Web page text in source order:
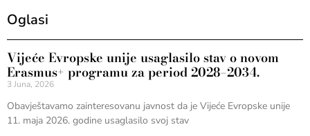
Oglasi
Vijeće Evropske unije usaglasilo stav o novom
Erasmus+ programu za period 2028–2034.
3 Juna, 2026
Obavještavamo zainteresovanu javnost da je Vijeće Evropske unije
11. maja 2026. godine usaglasilo svoj stav